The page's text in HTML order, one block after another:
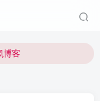
客
博客